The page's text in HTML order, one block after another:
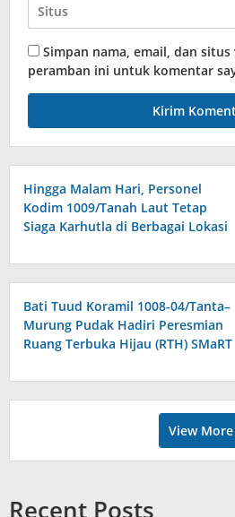
Simpan nama, email, dan situs
peramban ini untuk komentar
Hingga Malam Hari, Personel
Kodim 1009/Tanah Laut Tetap
Siaga Karhutla di Berbagai Lokasi
Bati Tuud Koramil 1008-04/Tanta–
Murung Pudak Hadiri Peresmian
Ruang Terbuka Hijau (RTH) SMaRT
View More
Recent Posts